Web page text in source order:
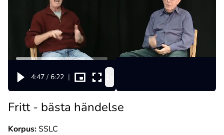
4:47 / 6:22 |
Fritt - bästa händelse
Korpus:SSLC